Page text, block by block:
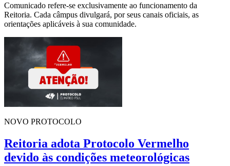
Comunicado refere-se exclusivamente ao funcionamento da
Reitoria. Cada câmpus divulgará, por seus canais oficiais, as
orientações aplicáveis à sua comunidade.
NOVO PROTOCOLO
Reitoria adota Protocolo Vermelho
devido às condições meteorológicas